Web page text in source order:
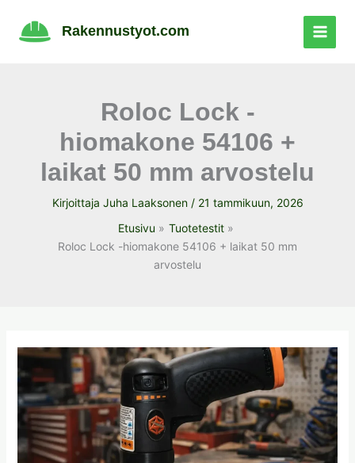
sisältöön
Rakennustyot.com
Roloc Lock -
hiomakone 54106 +
laikat 50 mm arvostelu
Kirjoittaja Juha Laaksonen / 21 tammikuun, 2026
Etusivu
Tuotetestit
Roloc Lock -hiomakone 54106 + laikat 50 mm
arvostelu